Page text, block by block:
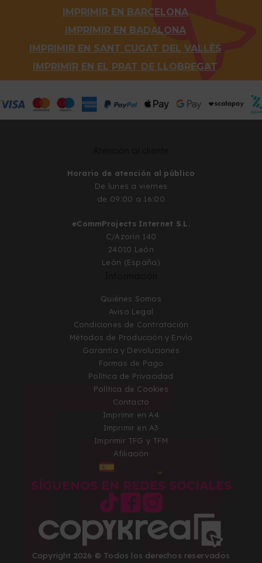
IMPRIMIR EN BARCELONA
IMPRIMIR EN BADALONA
IMPRIMIR EN SANT CUGAT DEL VALLÈS
IMPRIMIR EN EL PRAT DE LLOBREGAT
Horario de atención al público
De lunes a viernes
de 09:00 a 16:00
eCommProjects Internet S.L.
C/Azorín 140
24010 León
León (España)
Quiénes Somos
Aviso Legal
Condiciones de Contratación
Métodos de Producción y Envío
Garantía y Devoluciones
Formas de Pago
Política de Privacidad
Política de Cookies
Contacto
Imprimir en A4
Imprimir en A3
Imprimir TFG y TFM
Afiliación
SÍGUENOS EN REDES SOCIALES
Copyright 2026 © Todos los derechos reservados